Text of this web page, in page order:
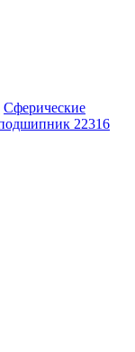
Сферические
22316